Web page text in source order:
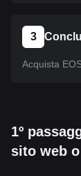
3
Acquista
1º
sito web